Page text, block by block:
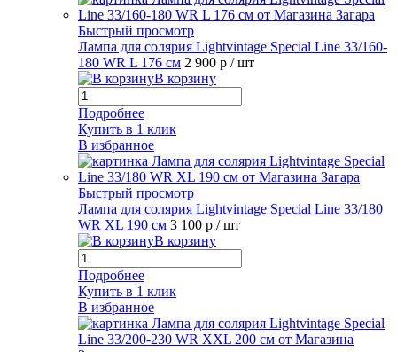
Быстрый просмотр
Лампа для солярия Lightvintage Special Line 33/160-
180 WR L 176 см 2 900 р / шт
В корзину
Подробнее
Купить в 1 клик
В избранное
Быстрый просмотр
Лампа для солярия Lightvintage Special Line 33/180
WR XL 190 см 3 100 р / шт
В корзину
Подробнее
Купить в 1 клик
В избранное